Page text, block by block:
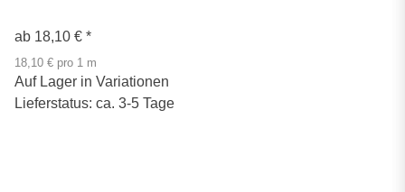
ab 18,10 € *
18,10 € pro 1 m
Auf Lager in Variationen
Lieferstatus: ca. 3-5 Tage